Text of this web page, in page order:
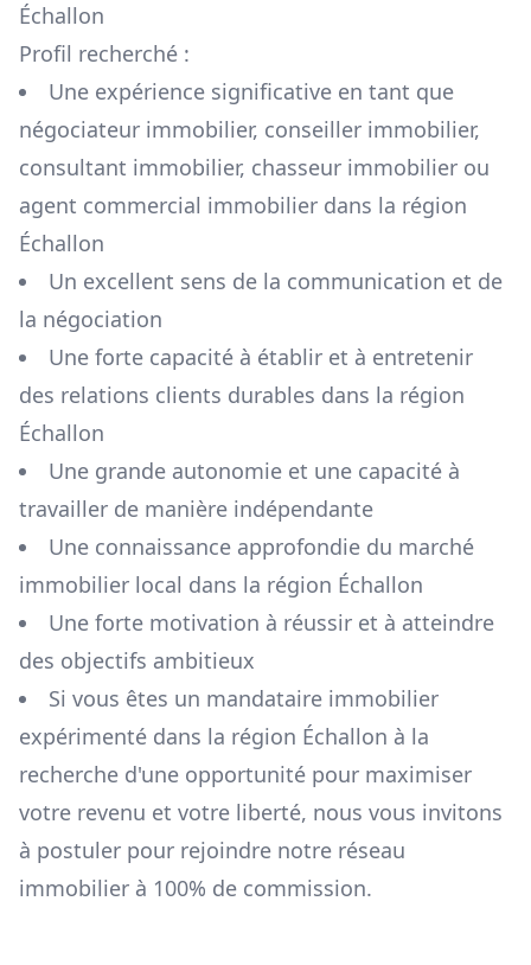
Échallon
Profil recherché :
Une expérience significative en tant que
négociateur immobilier, conseiller immobilier,
consultant immobilier, chasseur immobilier ou
agent commercial immobilier dans la région
Échallon
Un excellent sens de la communication et de
la négociation
Une forte capacité à établir et à entretenir
des relations clients durables dans la région
Échallon
Une grande autonomie et une capacité à
travailler de manière indépendante
Une connaissance approfondie du marché
immobilier local dans la région Échallon
Une forte motivation à réussir et à atteindre
des objectifs ambitieux
Si vous êtes un mandataire immobilier
expérimenté dans la région Échallon à la
recherche d'une opportunité pour maximiser
votre revenu et votre liberté, nous vous invitons
à postuler pour rejoindre notre réseau
immobilier à 100% de commission.